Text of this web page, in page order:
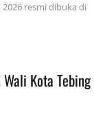
resmi dibuka di
Kota Tebing